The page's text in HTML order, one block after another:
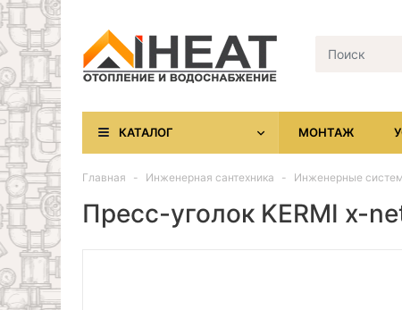
КАТАЛОГ МОНТАЖ
Главная Инженерная сантехника Инженерные
Пресс-уголок KERMI x-